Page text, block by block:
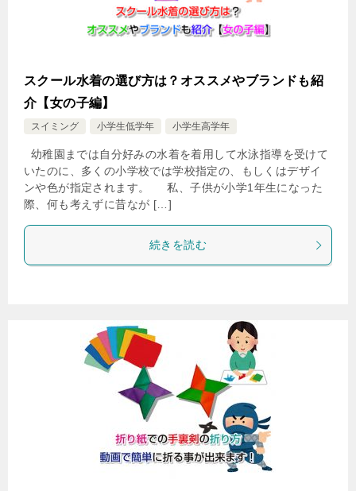
スクール水着の選び方は？オススメやブランドも紹
介【女の子編】
スイミング 小学生低学年 小学生高学年
幼稚園までは自分好みの水着を着用して水泳指導を受けて
いたのに、多くの小学校では学校指定の、もしくはデザイ
ンや色が指定されます。 私、子供が小学1年生になった
際、何も考えずに昔なが […]
続きを読む